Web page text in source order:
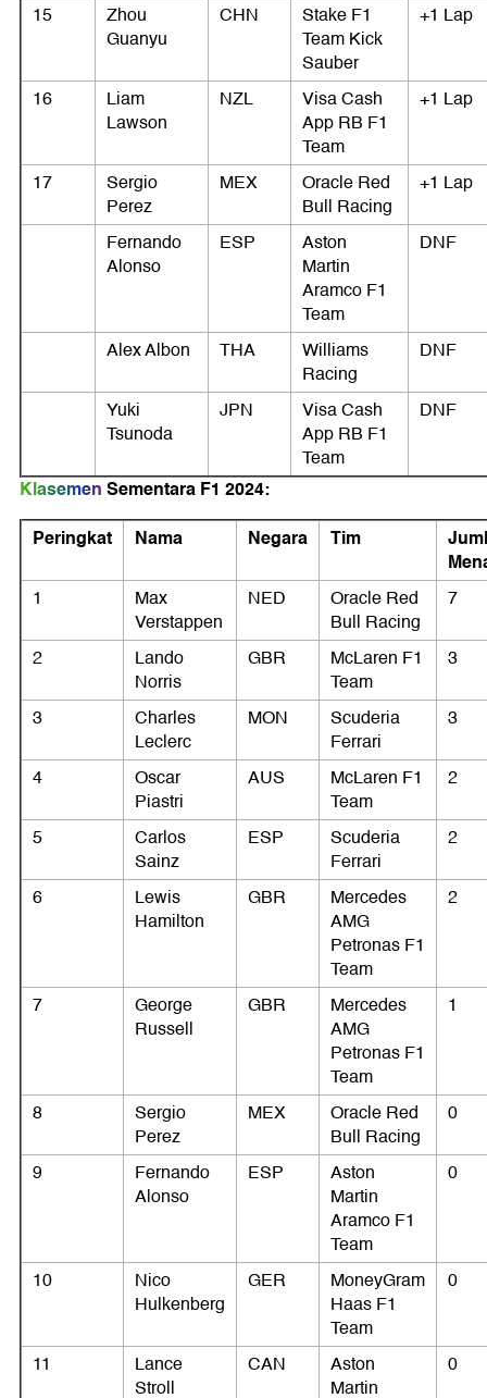
15
Zhou
Guanyu
CHN
Stake F1
Team Kick
Sauber
+1 Lap
16
Liam
Lawson
NZL
Visa Cash
App RB F1
Team
+1 Lap
17
Sergio
Perez
MEX
Oracle Red
Bull Racing
+1 Lap
Fernando
Alonso
ESP
Aston
Martin
Aramco F1
Team
DNF
Alex Albon THA
Williams
Racing
DNF
Yuki
Tsunoda
JPN
Visa Cash
App RB F1
Team
DNF
KlasemenSementara F1 2024:
Peringkat
Nama Negara Tim
1
Max
Verstappen
NED
Oracle Red
Bull Racing
7
2
Lando
Norris
GBR
McLaren F1
Team
3
3
Charles
Leclerc
MON
Scuderia
Ferrari
3
4
Oscar
Piastri
AUS
McLaren F1
Team
2
5
Carlos
Sainz
ESP
Scuderia
Ferrari
2
6
Lewis
Hamilton
GBR
Mercedes
AMG
Petronas F1
Team
2
7
George
Russell
GBR
Mercedes
AMG
Petronas F1
Team
1
8
Sergio
Perez
MEX
Oracle Red
Bull Racing
0
9
Fernando
Alonso
ESP
Aston
Martin
Aramco F1
Team
0
10
Nico
Hulkenberg
GER
MoneyGram
Haas F1
Team
0
11
Lance
Stroll
CAN
Aston
Martin
0